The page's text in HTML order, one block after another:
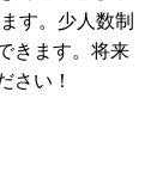
す。少人数制
きます。将来
さい！